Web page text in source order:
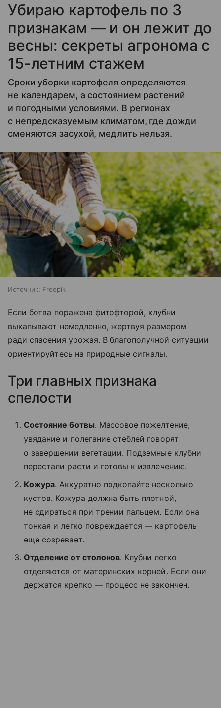
Убираю картофель по 3
признакам — и он лежит до
весны: секреты агронома с
15-летним стажем
Сроки уборки картофеля определяются
не календарем, а состоянием растений
и погодными условиями. В регионах
с непредсказуемым климатом, где дожди
сменяются засухой, медлить нельзя.
Источник: Freepik
Если ботва поражена фитофторой, клубни
выкапывают немедленно, жертвуя размером
ради спасения урожая. В благополучной ситуации
ориентируйтесь на природные сигналы.
Три главных признака
спелости
Состояние ботвы. Массовое пожелтение,
увядание и полегание стеблей говорят
о завершении вегетации. Подземные клубни
перестали расти и готовы к извлечению.
Кожура. Аккуратно подкопайте несколько
кустов. Кожура должна быть плотной,
не сдираться при трении пальцем. Если она
тонкая и легко повреждается — картофель
еще созревает.
Отделение от столонов. Клубни легко
отделяются от материнских корней. Если они
держатся крепко — процесс не закончен.